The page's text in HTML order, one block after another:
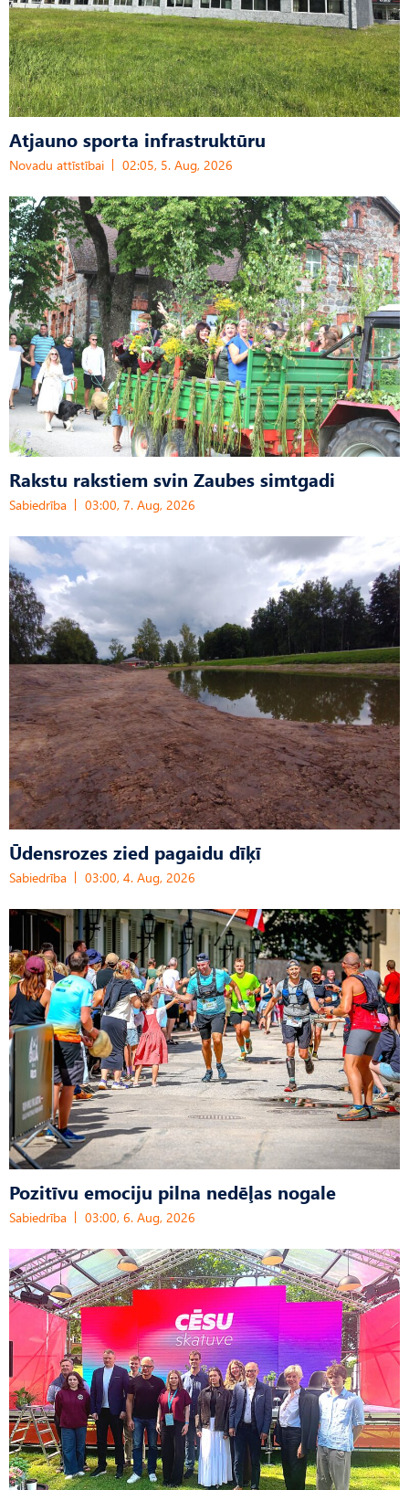
Atjauno sporta infrastruktūru
Novadu attīstībai 02:05, 5. Aug, 2026
Rakstu rakstiem svin Zaubes simtgadi
Sabiedrība 03:00, 7. Aug, 2026
Ūdensrozes zied pagaidu dīķī
Sabiedrība 03:00, 4. Aug, 2026
Pozitīvu emociju pilna nedēļas nogale
Sabiedrība 03:00, 6. Aug, 2026